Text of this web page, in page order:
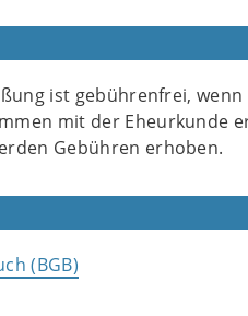
ist gebührenfrei,
mit der Eheurkunde
Gebühren erhoben.
(BGB)